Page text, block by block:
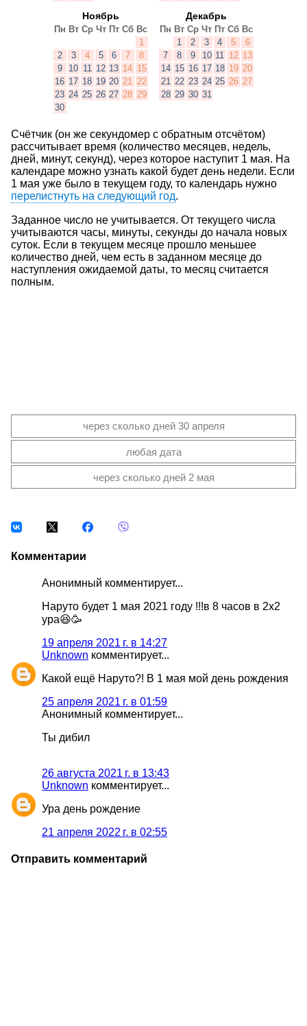
Ноябрь
Пн Вт Ср Чт Пт Сб Вс
1
2
3 4 5 6 7
8
9
10 11 12 13 14 15
16 17 18 19 20 21
22
23 24 25 26 27 28 29
30
Декабрь
Пн Вт Ср Чт Пт Сб Вс
1
2 3 4 5
6
7
8 9 10 11 12 13
14 15 16 17 18 19 20
21 22 23 24 25 26 27
28 29 30 31
Счётчик (он же секундомер с обратным отсчётом)
рассчитывает время (количество месяцев, недель,
дней, минут, секунд), через которое наступит 1 мая. На
календаре можно узнать какой будет день недели. Если
1 мая уже было в текущем году, то календарь нужно
перелистнуть на следующий год.
Заданное число не учитывается. От текущего числа
учитываются часы, минуты, секунды до начала новых
суток. Если в текущем месяце прошло меньшее
количество дней, чем есть в заданном месяце до
наступления ожидаемой даты, то месяц считается
полным.
через сколько дней 30 апреля
любая дата
через сколько дней 2 мая
Комментарии
Анонимный комментирует...
Наруто будет 1 мая 2021 году !!!в 8 часов в 2х2
ура😆🥳
19 апреля 2021 г. в 14:27
Unknown комментирует...
Какой ещё Наруто?! В 1 мая мой день рождения
25 апреля 2021 г. в 01:59
Анонимный комментирует...
Ты дибил
26 августа 2021 г. в 13:43
Unknown комментирует...
Ура день рождение
21 апреля 2022 г. в 02:55
Отправить комментарий